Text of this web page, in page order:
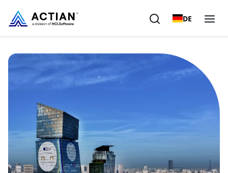
DE
Produkte
Unternehmen
Ressourcen